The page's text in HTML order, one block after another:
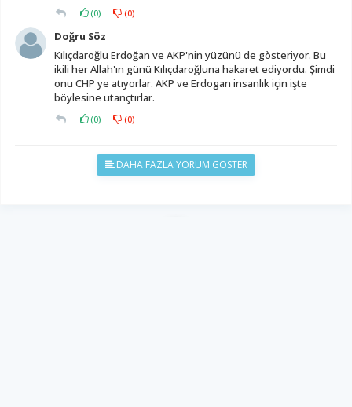
(0) (0)
Doğru Söz
Kılıçdaroğlu Erdoğan ve AKP'nin yüzünü de gòsteriyor. Bu
ikili her Allah'ın günü Kılıçdaroğluna hakaret ediyordu. Şimdi
onu CHP ye atıyorlar. AKP ve Erdogan insanlık için işte
böylesine utançtırlar.
(0) (0)
DAHA FAZLA YORUM GÖSTER